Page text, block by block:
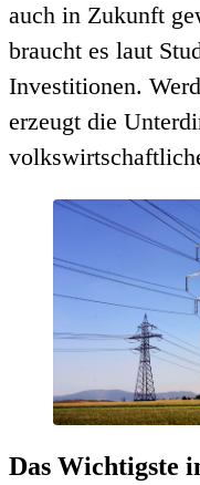
auch in Zukunft
braucht es laut
Investitionen.
erzeugt die
Das Wichtigste